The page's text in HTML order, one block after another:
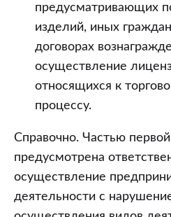
предусматривающих
изделий, иных
договорах
осуществление
относящихся к
процессу.
Справочно. Частью
предусмотрена
осуществление
деятельности с